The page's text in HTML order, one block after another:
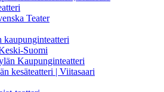
Teater
kaupunginteatteri
Suomi
Kaupunginteatteri
kesäteatteri | Viitasaari